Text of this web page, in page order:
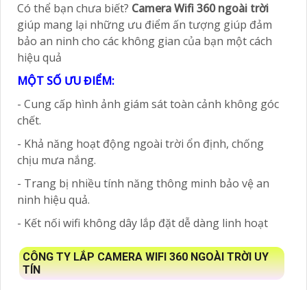
Có thể bạn chưa biết? Camera Wifi 360 ngoài trời
giúp mang lại những ưu điểm ấn tượng giúp đảm
bảo an ninh cho các không gian của bạn một cách
hiệu quả
MỘT SỐ ƯU ĐIỂM:
- Cung cấp hình ảnh giám sát toàn cảnh không góc
chết.
- Khả năng hoạt động ngoài trời ổn định, chống
chịu mưa nắng.
- Trang bị nhiều tính năng thông minh bảo vệ an
ninh hiệu quả.
- Kết nối wifi không dây lắp đặt dễ dàng linh hoạt
CÔNG TY LẮP CAMERA WIFI 360 NGOÀI TRỜI UY
TÍN